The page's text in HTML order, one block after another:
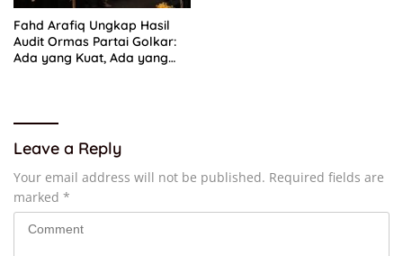
Fahd Arafiq Ungkap Hasil
Audit Ormas Partai Golkar:
Ada yang Kuat, Ada yang
Leave a Reply
Your email address will not be published. Required fields are
marked *